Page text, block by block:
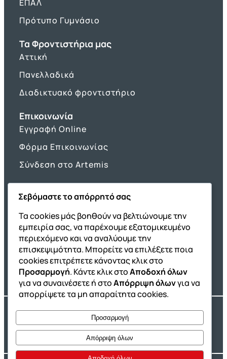
ΕΠΑΛ
Πρότυπο Γυμνάσιο
Τα Φροντιστήρια μας
Αττική
Πανελλαδικά
Διαδικτυακό φροντιστήριο
Επικοινωνία
Εγγραφή Online
Φόρμα Επικοινωνίας
Σύνδεση στο Artemis
Όμιλος ΔΙΑΚΡΟΤΗΜΑ
ΔΙΑΚΡΟΤΗΜΑ@Home
Σχολική Μελέτη After School
Εκδόσεις Καλαϊτζίδη
Franchise ΔΙΑΚΡΟΤΗΜΑ
Copyright® 2004 –2026Εκπαιδευτικός Όμιλος ΔΙΑΚΡΟΤΗΜΑ®. Αρ.
Γ.Ε.Μ.Η.: 54967109000.
Oceancube – Hosted by
Σεβόμαστε το απόρρητό σας
Τα cookies μάς βοηθούν να βελτιώνουμε την
εμπειρία σας, να παρέχουμε εξατομικευμένο
περιεχόμενο και να αναλύουμε την
επισκεψιμότητα. Μπορείτε να επιλέξετε ποια
cookies επιτρέπετε κάνοντας κλικ στο
Προσαρμογή. Κάντε κλικ στοΑποδοχή όλων
για να συναινέσετε ή στοΑπόρριψη όλωνγια να
απορρίψετε τα μη απαραίτητα cookies.
Προσαρμογή
Απόρριψη όλων